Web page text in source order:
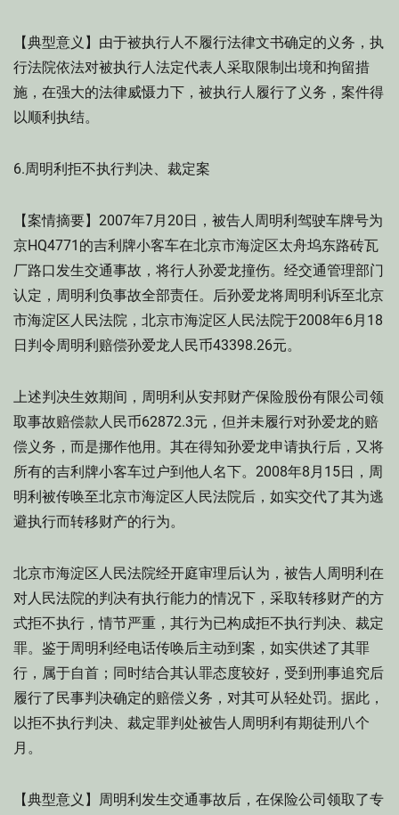
【典型意义】由于被执行人不履行法律文书确定的义务，执
行法院依法对被执行人法定代表人采取限制出境和拘留措
施，在强大的法律威慑力下，被执行人履行了义务，案件得
以顺利执结。
6.周明利拒不执行判决、裁定案
【案情摘要】2007年7月20日，被告人周明利驾驶车牌号为
京HQ4771的吉利牌小客车在北京市海淀区太舟坞东路砖瓦
厂路口发生交通事故，将行人孙爱龙撞伤。经交通管理部门
认定，周明利负事故全部责任。后孙爱龙将周明利诉至北京
市海淀区人民法院，北京市海淀区人民法院于2008年6月18
日判令周明利赔偿孙爱龙人民币43398.26元。
上述判决生效期间，周明利从安邦财产保险股份有限公司领
取事故赔偿款人民币62872.3元，但并未履行对孙爱龙的赔
偿义务，而是挪作他用。其在得知孙爱龙申请执行后，又将
所有的吉利牌小客车过户到他人名下。2008年8月15日，周
明利被传唤至北京市海淀区人民法院后，如实交代了其为逃
避执行而转移财产的行为。
北京市海淀区人民法院经开庭审理后认为，被告人周明利在
对人民法院的判决有执行能力的情况下，采取转移财产的方
式拒不执行，情节严重，其行为已构成拒不执行判决、裁定
罪。鉴于周明利经电话传唤后主动到案，如实供述了其罪
行，属于自首；同时结合其认罪态度较好，受到刑事追究后
履行了民事判决确定的赔偿义务，对其可从轻处罚。据此，
以拒不执行判决、裁定罪判处被告人周明利有期徒刑八个
月。
【典型意义】周明利发生交通事故后，在保险公司领取了专